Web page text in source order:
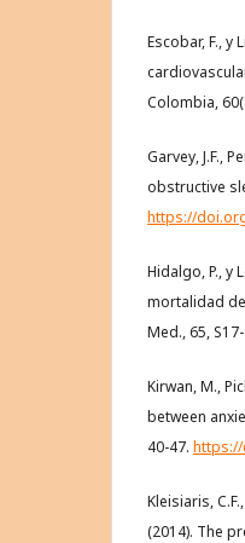
Escobar, F.,
Colombia,
Garvey, J.F.,
obstructive
https://
Hidalgo, P., y
mortalidad
Med., 65,
Kirwan, M.,
between
40-47. https://
Kleisiaris,
(2014). The